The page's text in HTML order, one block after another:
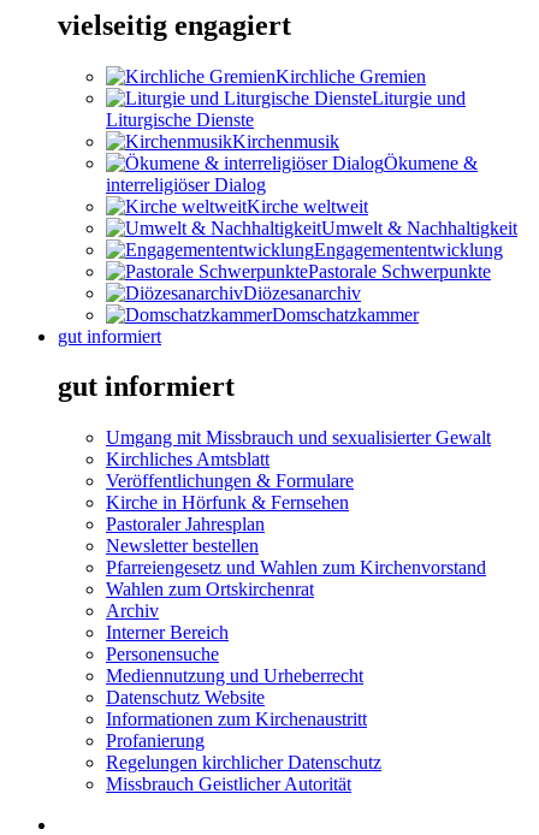
vielseitig engagiert
Kirchliche Gremien
Liturgie und
Liturgische Dienste
Kirchenmusik
Ökumene &
interreligiöser Dialog
Kirche weltweit
Umwelt & Nachhaltigkeit
Engagemententwicklung
Pastorale Schwerpunkte
Diözesanarchiv
Domschatzkammer
gut informiert
gut informiert
Umgang mit Missbrauch und sexualisierter Gewalt
Kirchliches Amtsblatt
Veröffentlichungen & Formulare
Kirche in Hörfunk & Fernsehen
Pastoraler Jahresplan
Newsletter bestellen
Pfarreiengesetz und Wahlen zum Kirchenvorstand
Wahlen zum Ortskirchenrat
Archiv
Interner Bereich
Personensuche
Mediennutzung und Urheberrecht
Datenschutz Website
Informationen zum Kirchenaustritt
Profanierung
Regelungen kirchlicher Datenschutz
Missbrauch Geistlicher Autorität